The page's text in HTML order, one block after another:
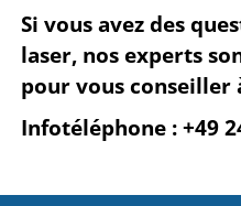
Si vous avez des
laser, nos experts
pour vous
Infotéléphone : +49